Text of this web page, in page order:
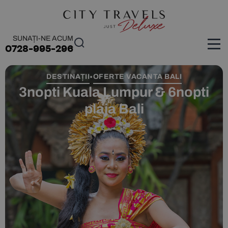
SUNAȚI-NE ACUM
0728-995-296
DESTINAȚII•OFERTE VACANTA BALI
3nopti Kuala Lumpur & 6nopti
plaja Bali